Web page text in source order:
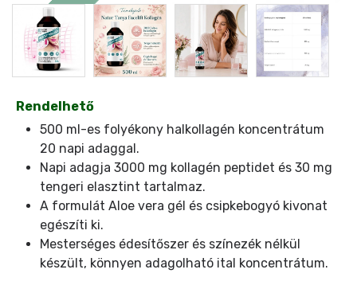
Rendelhető
500 ml-es folyékony halkollagén koncentrátum
20 napi adaggal.
Napi adagja 3000 mg kollagén peptidet és 30 mg
tengeri elasztint tartalmaz.
A formulát Aloe vera gél és csipkebogyó kivonat
egészíti ki.
Mesterséges édesítőszer és színezék nélkül
készült, könnyen adagolható ital koncentrátum.